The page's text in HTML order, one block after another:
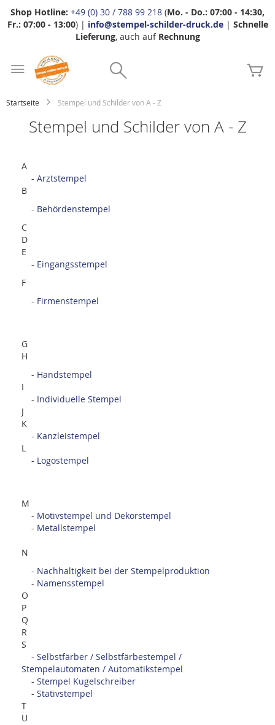
Shop Hotline: +49 (0) 30 / 788 99 218 (Mo. - Do.: 07:00 - 14:30,
Fr.: 07:00 - 13:00) | info@stempel-schilder-druck.de| Schnelle
Lieferung, auch auf Rechnung
Startseite Stempel und Schilder von A - Z
Stempel und Schilder von A - Z
A
- Arztstempel
B
- Behördenstempel
C
D
E
- Eingangsstempel
F
- Firmenstempel
G
H
- Handstempel
I
- Individuelle Stempel
J
K
- Kanzleistempel
L
- Logostempel
M
- Motivstempel und Dekorstempel
- Metallstempel
N
- Nachhaltigkeit bei der Stempelproduktion
- Namensstempel
O
P
Q
R
S
- Selbstfärber / Selbstfärbestempel /
Stempelautomaten / Automatikstempel
- Stempel Kugelschreiber
- Stativstempel
T
U